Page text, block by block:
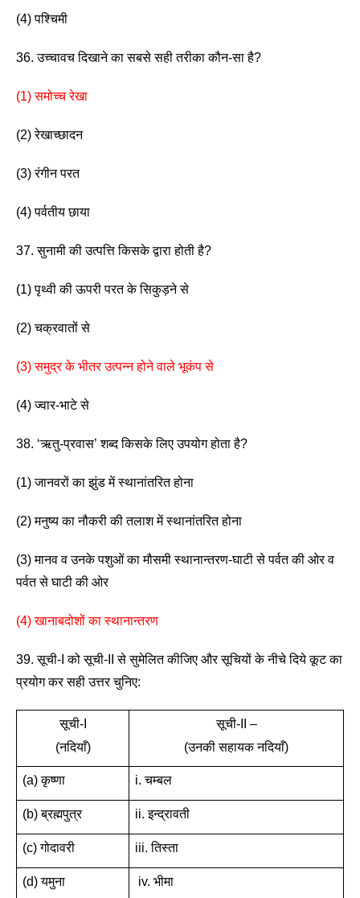
(4) पश्चिमी
36. उच्चावच दिखाने का सबसे सही तरीका कौन-सा है?
(1) समोच्च रेखा
(2) रेखाच्छादन
(3) रंगीन परत
(4) पर्वतीय छाया
37. सुनामी की उत्पत्ति किसके द्वारा होती है?
(1) पृथ्वी की ऊपरी परत के सिकुड़ने से
(2) चक्रवातों से
(3) समुद्र के भीतर उत्पन्न होने वाले भूकंप से
(4) ज्वार-भाटे से
38. ‘ऋतु-प्रवास’ शब्द किसके लिए उपयोग होता है?
(1) जानवरों का झुंड में स्थानांतरित होना
(2) मनुष्य का नौकरी की तलाश में स्थानांतरित होना
(3) मानव व उनके पशुओं का मौसमी स्थानान्तरण-घाटी से पर्वत की ओर व
पर्वत से घाटी की ओर
(4) खानाबदोशों का स्थानान्तरण
39. सूची-I को सूची-II से सुमेलित कीजिए और सूचियों के नीचे दिये कूट का
प्रयोग कर सही उत्तर चुनिए:
सूची-I
(नदियाँ)
सूची-II –
(उनकी सहायक नदियाँ)
(a) कृष्णा i. चम्बल
(b) ब्रह्मपुत्र ii. इन्द्रावती
(c) गोदावरी iii. तिस्ता
(d) यमुना iv. भीमा